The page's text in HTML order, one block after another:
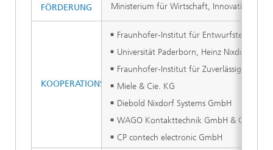
Ministerium für Wirtschaft, Innovation,
Fraunhofer-Institut für Entwurfstechnik
Universität Paderborn, Heinz Nixdorf
Fraunhofer-Institut für Zuverlässigkeit
Miele & Cie. KG
Diebold Nixdorf Systems GmbH
WAGO Kontakttechnik GmbH & Co. KG
CP contech electronic GmbH
FÖRDERUNG
KOOPERATIONSPARTNER